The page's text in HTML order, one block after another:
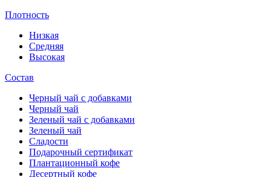
Плотность
Низкая
Средняя
Высокая
Состав
Черный чай с добавками
Черный чай
Зеленый чай с добавками
Зеленый чай
Сладости
Подарочный сертификат
Плантационный кофе
Десертный кофе